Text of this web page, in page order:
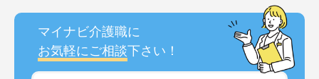
マイナビ介護職に
お気軽にご相談下さい！